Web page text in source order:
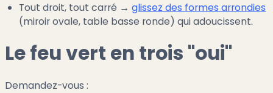
Tout droit, tout carré →glissez des formes arrondies
(miroir ovale, table basse ronde) qui adoucissent.
Le feu vert en trois "oui"
Demandez-vous :